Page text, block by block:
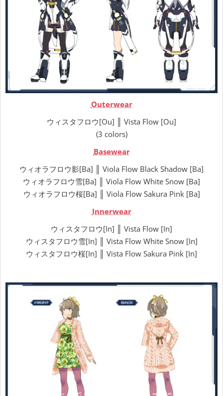
Outerwear
ウィスタフロウ[Ou] ║ Vista Flow [Ou]
(3 colors)
Basewear
ウィオラフロウ影[Ba] ║ Viola Flow Black Shadow [Ba]
ウィオラフロウ雪[Ba] ║ Viola Flow White Snow [Ba]
ウィオラフロウ桜[Ba] ║ Viola Flow Sakura Pink [Ba]
Innerwear
ウィスタフロウ[In] ║ Vista Flow [In]
ウィスタフロウ雪[In] ║ Vista Flow White Snow [In]
ウィスタフロウ桜[In] ║ Vista Flow Sakura Pink [In]